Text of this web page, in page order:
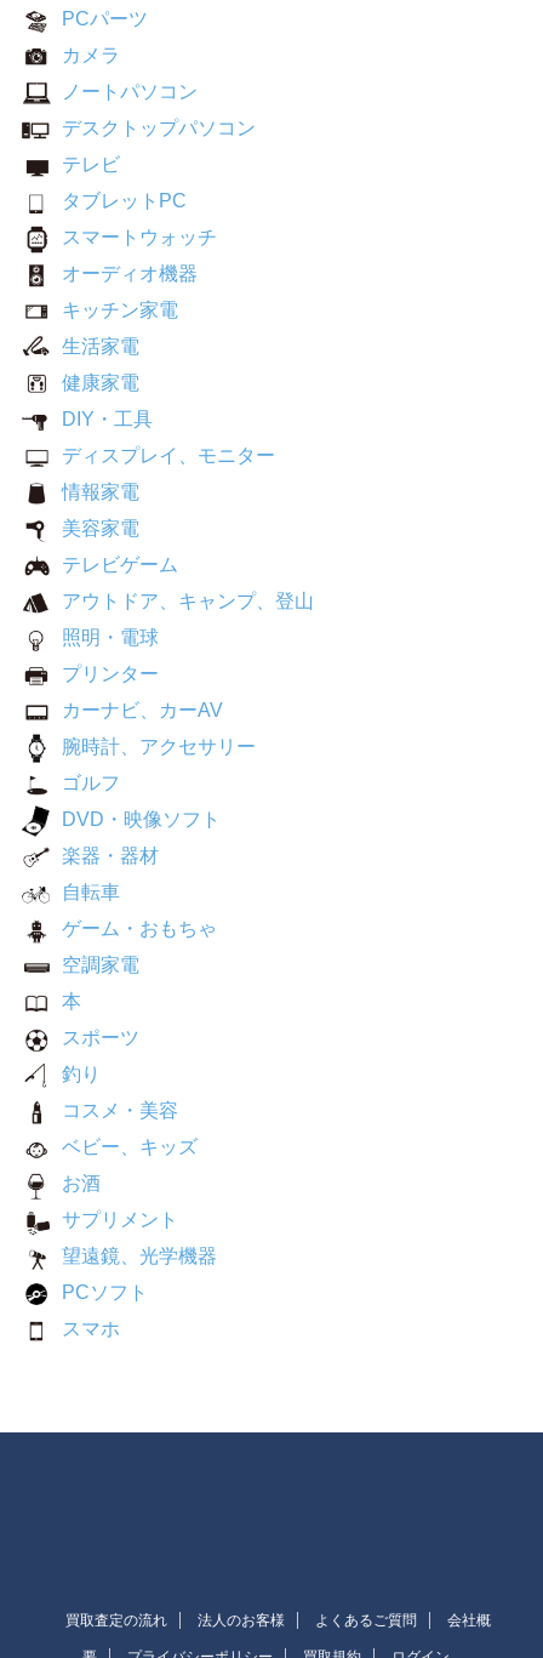
PCパーツ
カメラ
ノートパソコン
デスクトップパソコン
テレビ
タブレットPC
スマートウォッチ
オーディオ機器
キッチン家電
生活家電
健康家電
DIY・工具
ディスプレイ、モニター
情報家電
美容家電
テレビゲーム
アウトドア、キャンプ、登山
照明・電球
プリンター
カーナビ、カーAV
腕時計、アクセサリー
ゴルフ
DVD・映像ソフト
楽器・器材
自転車
ゲーム・おもちゃ
空調家電
本
スポーツ
釣り
コスメ・美容
ベビー、キッズ
お酒
サプリメント
望遠鏡、光学機器
PCソフト
スマホ
買取査定の流れ 法人のお客様 よくあるご質問 会社概